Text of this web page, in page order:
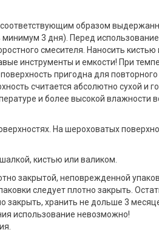
образом
3 дня). Перед
смесителя. Наносить кистью
инструменты и емкости! При
пригодна для повторного
считается абсолютно сухой и
и более высокой влажности
На шероховатых
кистью или валиком.
закрытой, неповрежденной
следует плотно закрыть.
закрыть, хранить не дольше 3
использование невозможно!